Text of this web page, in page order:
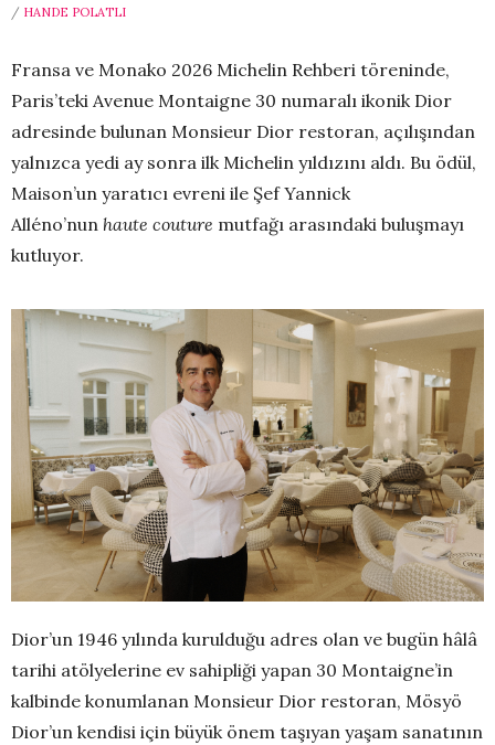
/ HANDE POLATLI
Fransa ve Monako 2026 Michelin Rehberi töreninde,
Paris’teki Avenue Montaigne 30 numaralı ikonik Dior
adresinde bulunan Monsieur Dior restoran, açılışından
yalnızca yedi ay sonra ilk Michelin yıldızını aldı. Bu ödül,
Maison’un yaratıcı evreni ile Şef Yannick
Alléno’nun haute couture mutfağı arasındaki buluşmayı
kutluyor.
Dior’un 1946 yılında kurulduğu adres olan ve bugün hâlâ
tarihi atölyelerine ev sahipliği yapan 30 Montaigne’in
kalbinde konumlanan Monsieur Dior restoran, Mösyö
Dior’un kendisi için büyük önem taşıyan yaşam sanatının